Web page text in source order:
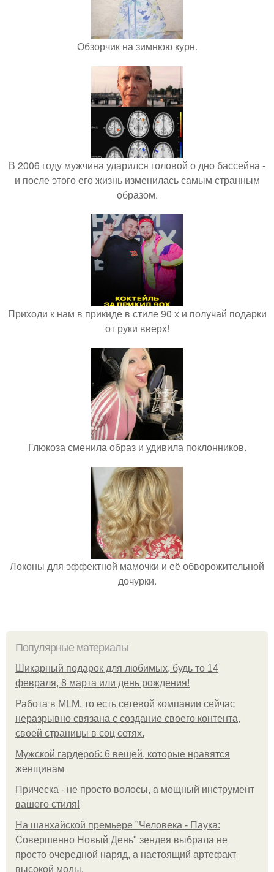
Обзорчик на зимнюю курн.
В 2006 году мужчина ударился головой о дно бассейна -
и после этого его жизнь изменилась самым странным
образом.
Приходи к нам в прикиде в стиле 90 х и получай подарки
от руки вверх!
Глюкоза сменила образ и удивила поклонников.
Локоны для эффектной мамочки и её обворожительной
дочурки.
Популярные материалы
Шикарный подарок для любимых, будь то 14
февраля, 8 марта или день рождения!
Работа в MLM, то есть сетевой компании сейчас
неразрывно связана с создание своего контента,
своей страницы в соц сетях.
Мужской гардероб: 6 вещей, которые нравятся
женщинам
Прическа - не просто волосы, а мощный инструмент
вашего стиля!
На шанхайской премьере "Человека - Паука:
Совершенно Новый День" зендея выбрала не
просто очередной наряд, а настоящий артефакт
высокой моды.